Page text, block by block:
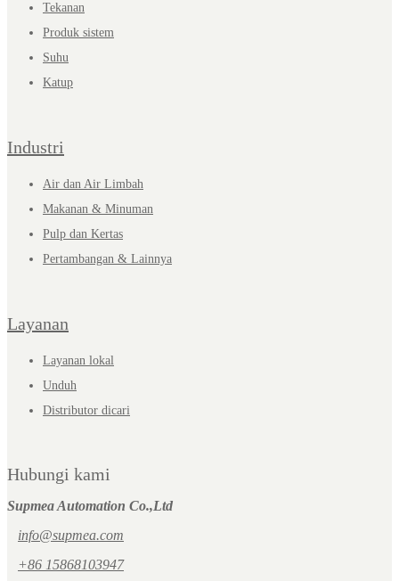
Tekanan
Produk sistem
Suhu
Katup
Industri
Air dan Air Limbah
Makanan & Minuman
Pulp dan Kertas
Pertambangan & Lainnya
Layanan
Layanan lokal
Unduh
Distributor dicari
Hubungi kami
Supmea Automation Co.,Ltd
info@supmea.com
+86 15868103947